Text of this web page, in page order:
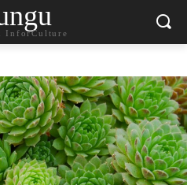
InforCulture